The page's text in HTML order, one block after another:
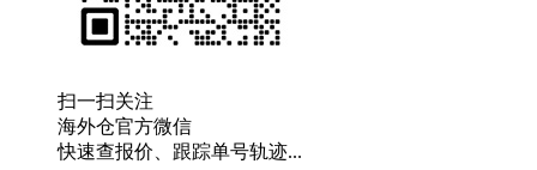
扫一扫关注
海外仓官方微信
快速查报价、跟踪单号轨迹...